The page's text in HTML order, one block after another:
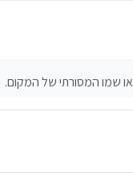
שמו המסורתי של המקום.